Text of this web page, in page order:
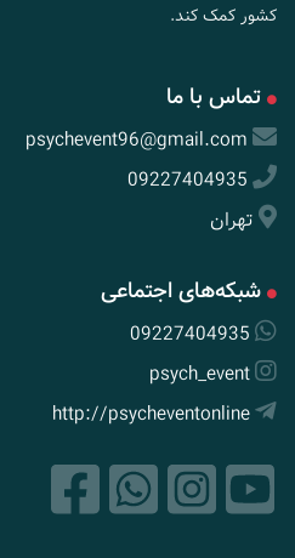
کشور کمک کند.
تماس با ما
psychevent96@gmail.com
09227404935
تهران
شبکه‌های اجتماعی
09227404935
psych_event
http://psycheventonline